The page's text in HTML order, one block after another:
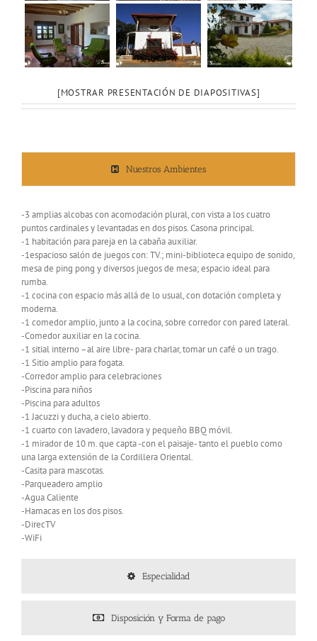
[MOSTRAR PRESENTACIÓN DE DIAPOSITIVAS]
Nuestros Ambientes
-3 amplias alcobas con acomodación plural, con vista a los cuatro
puntos cardinales y levantadas en dos pisos. Casona principal.
-1 habitación para pareja en la cabaña auxiliar.
-1espacioso salón de juegos con: TV.; mini-biblioteca equipo de sonido,
mesa de ping pong y diversos juegos de mesa; espacio ideal para
rumba.
-1 cocina con espacio más allá de lo usual, con dotación completa y
moderna.
-1 comedor amplio, junto a la cocina, sobre corredor con pared lateral.
-Comedor auxiliar en la cocina.
-1 sitial interno –al aire libre- para charlar, tomar un café o un trago.
-1 Sitio amplio para fogata.
-Corredor amplio para celebraciones
-Piscina para niños
-Piscina para adultos
-1 Jacuzzi y ducha, a cielo abierto.
-1 cuarto con lavadero, lavadora y pequeño BBQ móvil.
-1 mirador de 10 m. que capta -con el paisaje- tanto el pueblo como
una larga extensión de la Cordillera Oriental.
-Casita para mascotas.
-Parqueadero amplio
-Agua Caliente
-Hamacas en los dos pisos.
-DirecTV
-WiFi
Especialidad
Disposición y Forma de pago